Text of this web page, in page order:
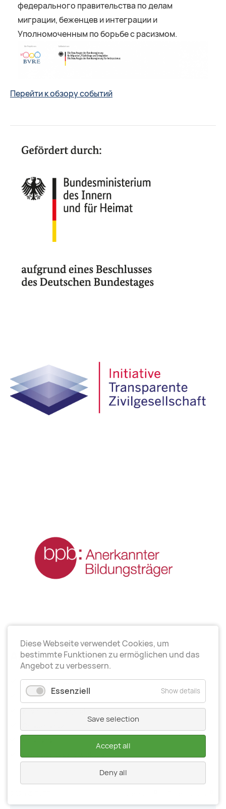
федерального правительства по делам
миграции, беженцев и интеграции и
Уполномоченным по борьбе с расизмом.
Перейти к обзору событий
Arbeitsrichtungen
Politische Bildung
Elternarbeit
Kinder- und Jugendarbeit
Organisationsentwiсklung
Diese Webseite verwendet Cookies, um
bestimmte Funktionen zu ermöglichen und das
Angebot zu verbessern.
Essenziell Show details
Save selection
Accept all
Deny all